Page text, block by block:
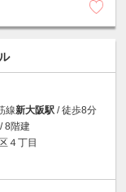
線新大阪駅 / 徒歩8分
8階建
４丁目